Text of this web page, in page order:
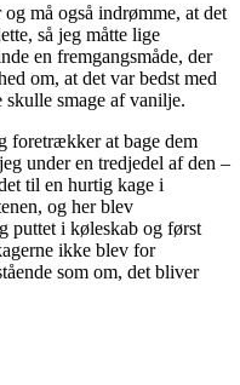
må også indrømme, at det
så jeg måtte lige
en fremgangsmåde, der
om, at det var bedst med
smage af vanilje.
foretrækker at bage dem
under en tredjedel af den –
til en hurtig kage i
og her blev
puttet i køleskab og først
ikke blev for
som om, det bliver